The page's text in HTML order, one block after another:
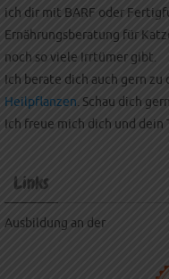
ich dir mit BARF oder
Ernährungsberatung für
noch so viele Irrtümer gibt.
Ich berate dich auch gern zu
Heilpflanzen. Schau dich
Ich freue mich dich und dein
Links
Ausbildung an der